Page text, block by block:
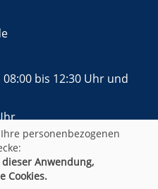
bis 12:30 Uhr und
Facebook
Instagram
Widerrufsformular
personenbezogenen
Anwendung,
Cookies.